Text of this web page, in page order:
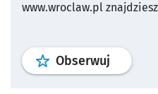
www.wroclaw.pl
Obserwuj profil